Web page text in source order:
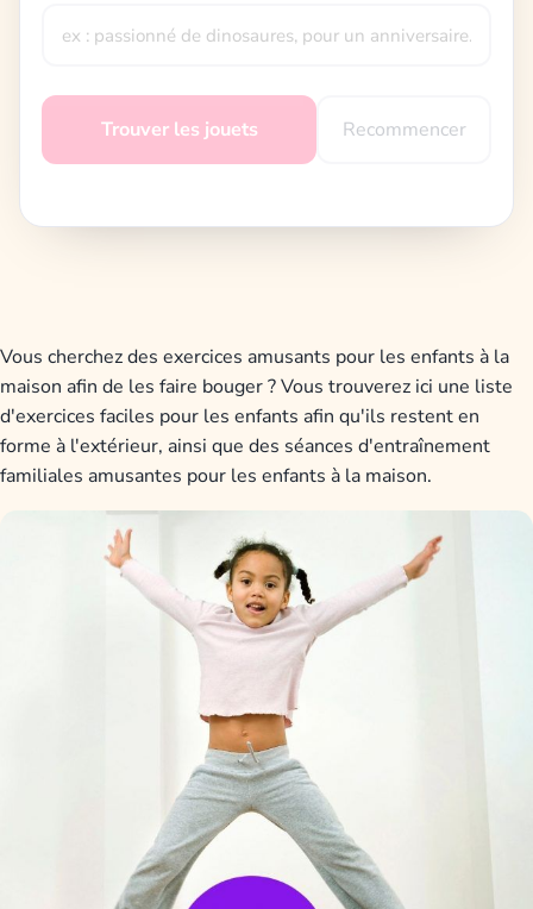
Trouver les jouets Recommencer
Vous cherchez des exercices amusants pour les enfants à la
maison afin de les faire bouger ? Vous trouverez ici une liste
d'exercices faciles pour les enfants afin qu'ils restent en
forme à l'extérieur, ainsi que des séances d'entraînement
familiales amusantes pour les enfants à la maison.